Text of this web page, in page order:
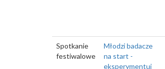
Spotkanie
festiwalowe
Młodzi badacze
na start -
eksperymentuj